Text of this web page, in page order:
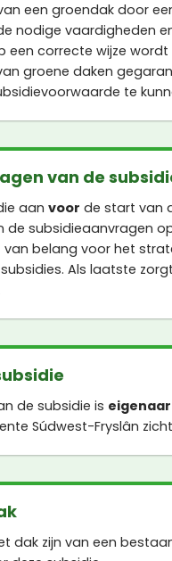
een groendak door
nodige vaardigheden
een correcte wijze
groene daken
te
van de
aan voor de start van
de subsidieaanvragen
belang voor het
Als laatste
de subsidie is eigenaar
Súdwest-Fryslân
dak zijn van een